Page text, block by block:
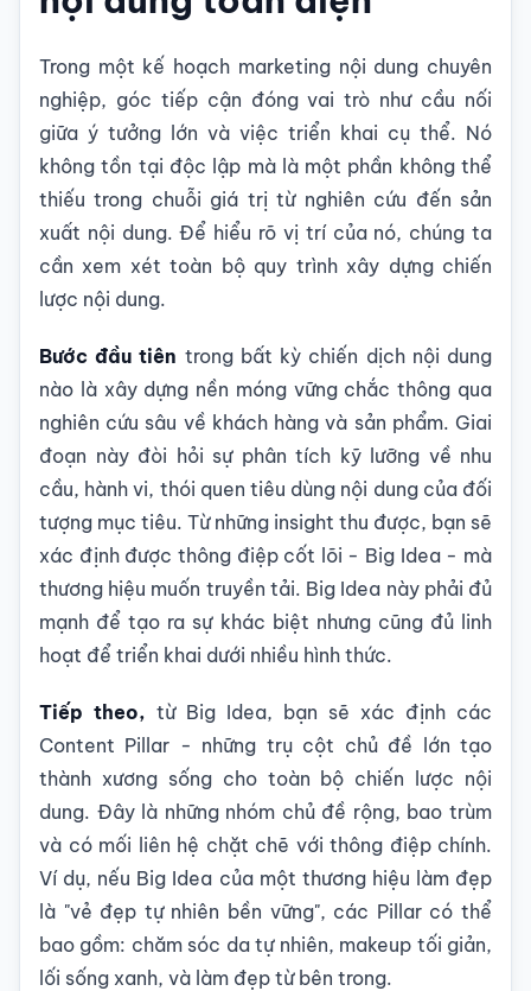
Trong một kế hoạch marketing nội dung chuyên
nghiệp, góc tiếp cận đóng vai trò như cầu nối
giữa ý tưởng lớn và việc triển khai cụ thể. Nó
không tồn tại độc lập mà là một phần không thể
thiếu trong chuỗi giá trị từ nghiên cứu đến sản
xuất nội dung. Để hiểu rõ vị trí của nó, chúng ta
cần xem xét toàn bộ quy trình xây dựng chiến
lược nội dung.
Bước đầu tiên trong bất kỳ chiến dịch nội dung
nào là xây dựng nền móng vững chắc thông qua
nghiên cứu sâu về khách hàng và sản phẩm. Giai
đoạn này đòi hỏi sự phân tích kỹ lưỡng về nhu
cầu, hành vi, thói quen tiêu dùng nội dung của đối
tượng mục tiêu. Từ những insight thu được, bạn sẽ
xác định được thông điệp cốt lõi - Big Idea - mà
thương hiệu muốn truyền tải. Big Idea này phải đủ
mạnh để tạo ra sự khác biệt nhưng cũng đủ linh
hoạt để triển khai dưới nhiều hình thức.
Tiếp theo, từ Big Idea, bạn sẽ xác định các
Content Pillar - những trụ cột chủ đề lớn tạo
thành xương sống cho toàn bộ chiến lược nội
dung. Đây là những nhóm chủ đề rộng, bao trùm
và có mối liên hệ chặt chẽ với thông điệp chính.
Ví dụ, nếu Big Idea của một thương hiệu làm đẹp
là "vẻ đẹp tự nhiên bền vững", các Pillar có thể
bao gồm: chăm sóc da tự nhiên, makeup tối giản,
lối sống xanh, và làm đẹp từ bên trong.